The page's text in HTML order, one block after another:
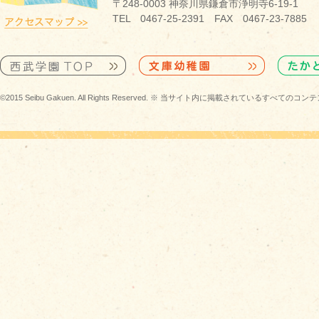
〒248-0003 神奈川県鎌倉市浄明寺6-19-1
TEL 0467-25-2391 FAX 0467-23-7885
©2015 Seibu Gakuen. All Rights Reserved. ※ 当サイト内に掲載されているすべてのコン